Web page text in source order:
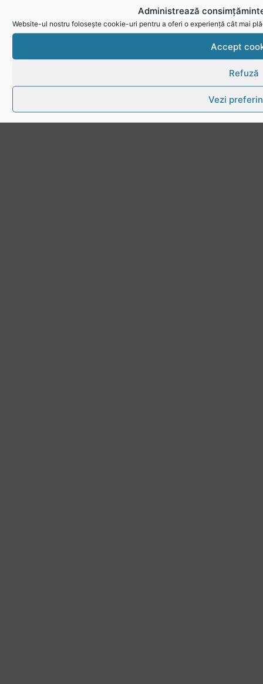
Administrează
Website-ul nostru folosește cookie-uri pentru a oferi o experiență cât mai
Accept
Refuză
Vezi
Politica de utilizare cookies